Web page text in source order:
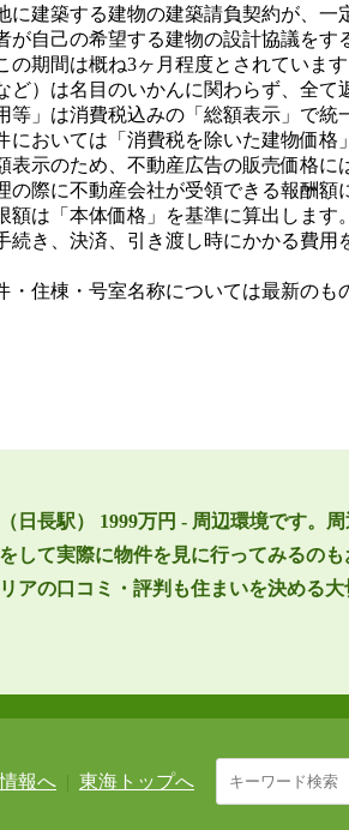
建築する建物の建築請負契約が、
が自己の希望する建物の設計協議を
の期間は概ね3ヶ月程度とされていま
）は名目のいかんに関わらず、全て
」は消費税込みの「総額表示」で統
おいては「消費税を除いた建物価格
示のため、不動産広告の販売価格に
際に不動産会社が受領できる報酬額
は「本体価格」を基準に算出します。
き、決済、引き渡し時にかかる費
住棟・号室名称については最新のも
日長駅） 1999万円 - 周辺環境です。
して実際に物件を見に行ってみるの
アの口コミ・評判も住まいを決める
報へ 東海トップへ